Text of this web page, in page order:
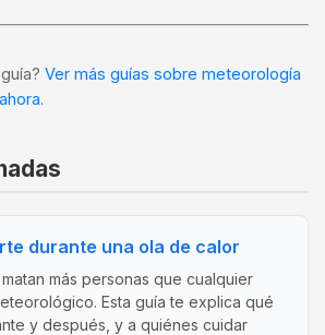
Ver más guías sobre meteorología
.
durante una ola de calor
más personas que cualquier
Esta guía te explica qué
y después, y a quiénes cuidar